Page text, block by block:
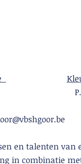
6
015/
en talenten van
in combinatie